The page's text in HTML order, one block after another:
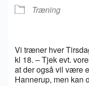
Træning
Vi træner hver
kl 18. – Tjek evt.
at der også vil være
Hannerup, men kan